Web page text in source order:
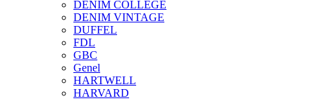
DENIM COLLEGE
DENIM VINTAGE
DUFFEL
FDL
GBC
Genel
HARTWELL
HARVARD